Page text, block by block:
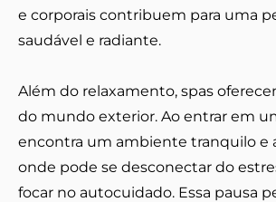
e corporais contribuem para uma
saudável e radiante.
Além do relaxamento, spas
do mundo exterior. Ao entrar em
encontra um ambiente tranquilo e
onde pode se desconectar do
focar no autocuidado. Essa pausa